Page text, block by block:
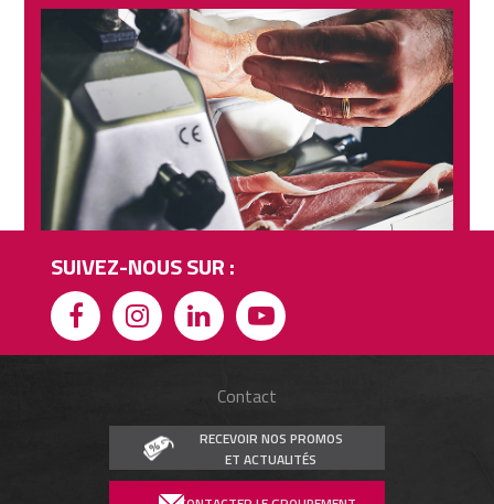
SUIVEZ-NOUS SUR :
Contact
RECEVOIR NOS PROMOS
ET ACTUALITÉS